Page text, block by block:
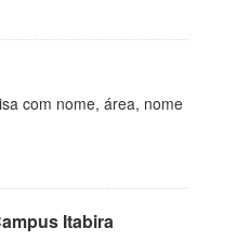
com nome, área, nome
Itabira